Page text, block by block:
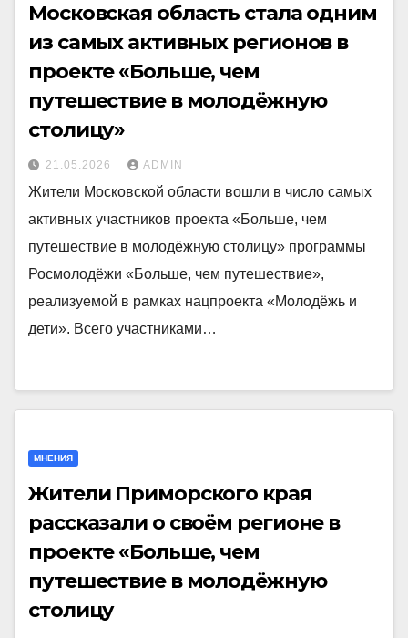
Московская область стала одним
из самых активных регионов в
проекте «Больше, чем
путешествие в молодёжную
столицу»
21.05.2026 ADMIN
Жители Московской области вошли в число самых
активных участников проекта «Больше, чем
путешествие в молодёжную столицу» программы
Росмолодёжи «Больше, чем путешествие»,
реализуемой в рамках нацпроекта «Молодёжь и
дети». Всего участниками…
МНЕНИЯ
Жители Приморского края
рассказали о своём регионе в
проекте «Больше, чем
путешествие в молодёжную
столицу